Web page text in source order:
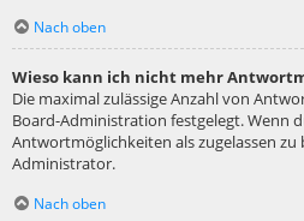
Nach oben
Wieso kann ich nicht mehr
Die maximal zulässige Anzahl von
Board-Administration festgelegt. Wenn
Antwortmöglichkeiten als zugelassen
Administrator.
Nach oben